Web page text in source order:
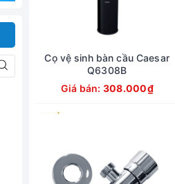
Cọ vệ sinh bàn cầu Caesar
Q6308B
Giá bán: 308.000₫